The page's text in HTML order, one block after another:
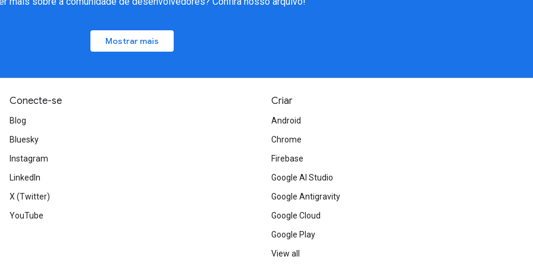
Mostrar mais
Conecte-se
Blog
Bluesky
Instagram
LinkedIn
X (Twitter)
YouTube
Criar
Android
Chrome
Firebase
Google AI Studio
Google Antigravity
Google Cloud
Google Play
View all